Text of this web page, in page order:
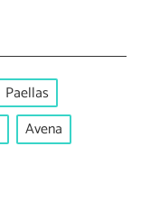
Paellas
Avena